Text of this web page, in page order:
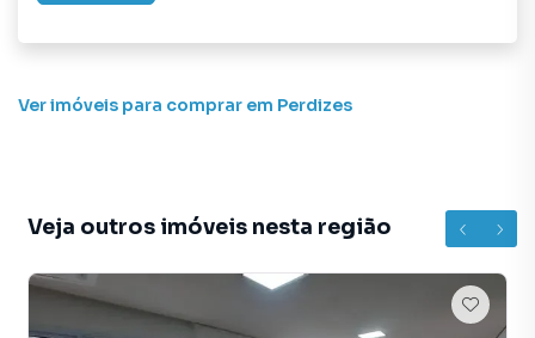
Ver imóveis para comprar em Perdizes
Veja outros imóveis nesta região